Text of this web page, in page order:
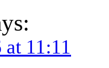
11:11